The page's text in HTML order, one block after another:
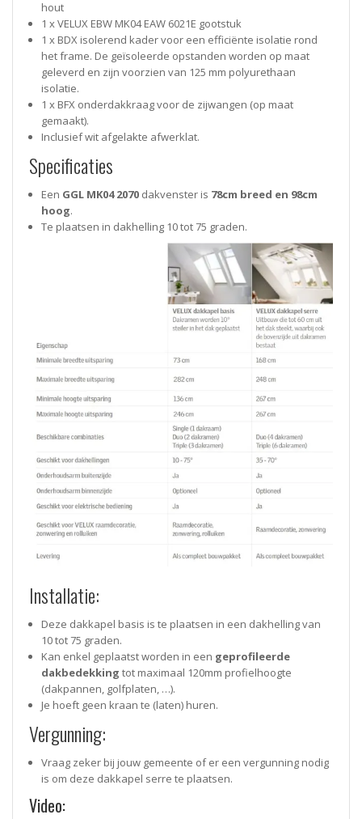
hout
1 x VELUX EBW MK04 EAW 6021E gootstuk
1 x BDX isolerend kader voor een efficiënte isolatie rond
het frame. De geïsoleerde opstanden worden op maat
geleverd en zijn voorzien van 125 mm polyurethaan
isolatie.
1 x BFX onderdakkraag voor de zijwangen (op maat
gemaakt).
Inclusief wit afgelakte afwerklat.
Specificaties
Een GGL MK04 2070 dakvenster is 78cm breed en 98cm
hoog.
Te plaatsen in dakhelling 10 tot 75 graden.
Installatie:
Deze dakkapel basis is te plaatsen in een dakhelling van
10 tot 75 graden.
Kan enkel geplaatst worden in een geprofileerde
dakbedekking tot maximaal 120mm profielhoogte
(dakpannen, golfplaten, …).
Je hoeft geen kraan te (laten) huren.
Vergunning:
Vraag zeker bij jouw gemeente of er een vergunning nodig
is om deze dakkapel serre te plaatsen.
Video: